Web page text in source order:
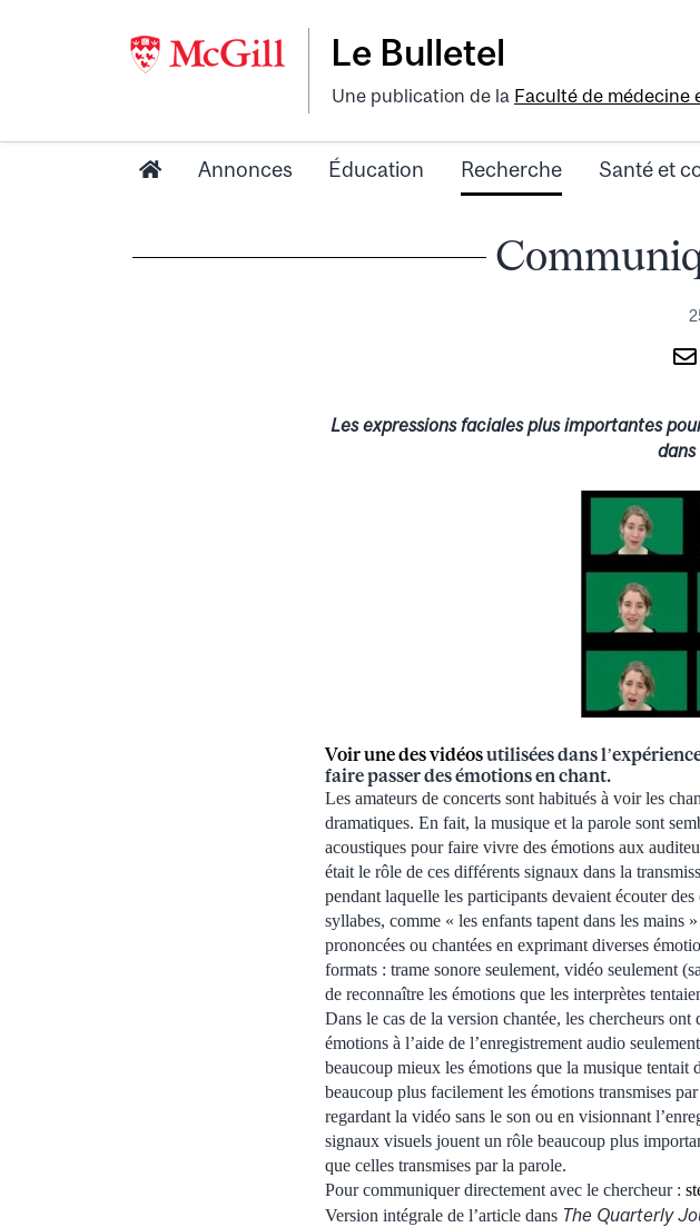
Le Bulletel
Une publication de la Faculté de médecine
Annonces Éducation Recherche Santé et
Les expressions faciales plus importantes
Voir une des vidéosutilisées dans
faire passer des émotions en chant.
Les amateurs de concerts sont habitués à voir les
dramatiques. En fait, la musique et la parole sont
acoustiques pour faire vivre des émotions aux
était le rôle de ces différents signaux dans la
pendant laquelle les participants devaient écouter
syllabes, comme « les enfants tapent dans les mains
prononcées ou chantées en exprimant diverses
formats : trame sonore seulement, vidéo seulement
de reconnaître les émotions que les interprètes
Dans le cas de la version chantée, les chercheurs
émotions à l’aide de l’enregistrement audio
beaucoup mieux les émotions que la musique
beaucoup plus facilement les émotions transmises
regardant la vidéo sans le son ou en visionnant
signaux visuels jouent un rôle beaucoup plus
que celles transmises par la parole.
Pour communiquer directement avec le chercheur :
Version intégrale de l’article dans The Quarterly